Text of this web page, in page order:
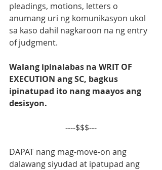
pleadings, motions, letters o
anumang uri ng komunikasyon ukol
sa kaso dahil nagkaroon na ng entry
of judgment.
Walang ipinalabas na WRIT OF
EXECUTION ang SC, bagkus
ipinatupad ito nang maayos ang
desisyon.
----$$$---
DAPAT nang mag-move-on ang
dalawang siyudad at ipatupad ang